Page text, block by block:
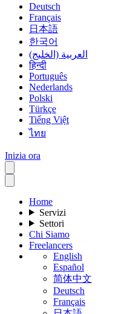
Deutsch
Français
日本語
한국어
العربية (الخليج)
हिन्दी
Português
Nederlands
Polski
Türkçe
Tiếng Việt
ไทย
Inizia ora
Home
Servizi
Settori
Chi Siamo
Freelancers
English
Español
简体中文
Deutsch
Français